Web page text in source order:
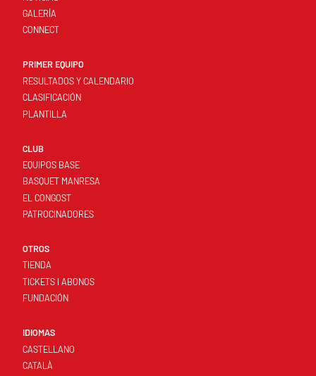
GALERÍA
CONNECT
PRIMER EQUIPO
RESULTADOS Y CALENDARIO
CLASIFICACIÓN
PLANTILLA
CLUB
EQUIPOS BASE
BASQUET MANRESA
EL CONGOST
PATROCINADORES
OTROS
TIENDA
TICKETS I ABONOS
FUNDACIÓN
IDIOMAS
CASTELLANO
CATALÀ